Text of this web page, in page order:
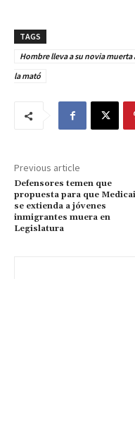
TAGS
Hombre lleva a su novia
la mató
Previous article
Defensores temen que
propuesta para que
se extienda a jóvenes
inmigrantes muera en
Legislatura